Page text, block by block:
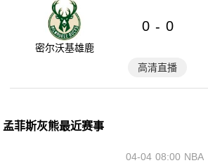
密尔沃基雄鹿
0 - 0
高清直播
孟菲斯灰熊最近赛事
08:00
04-04 NBA